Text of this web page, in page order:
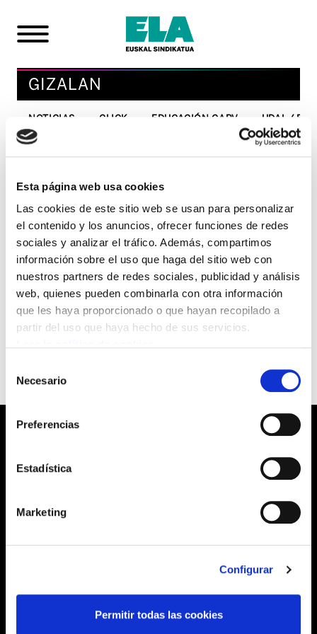
Esta página web usa cookies
Las cookies de este sitio web se usan para personalizar
el contenido y los anuncios, ofrecer funciones de redes
sociales y analizar el tráfico. Además, compartimos
información sobre el uso que haga del sitio web con
nuestros partners de redes sociales, publicidad y análisis
web, quienes pueden combinarla con otra información
que les haya proporcionado o que hayan recopilado a
partir del uso que haya hecho de sus servicios.
Necesario
Preferencias
Estadística
Marketing
Configurar
Permitir todas las cookies
GIZALAN
NOTICIAS CLICK EDUCACIÓN CAPV UDAL /
DICIEMBRE / Cocinero
11/12/2006
GIZALAN
Cocinero